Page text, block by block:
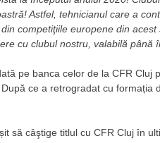
Astfel, tehnicianul care a
competiţiile europene din
cu clubul nostru, valabilă până
pe banca celor de la CFR
ce a retrogradat cu
să câştige titlul cu CFR Cluj în